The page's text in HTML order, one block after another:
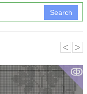
Search
ↂ
˂ ˃